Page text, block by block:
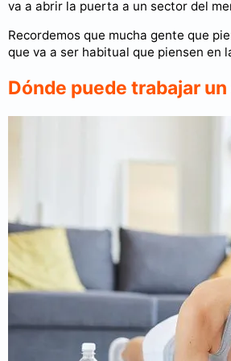
va a abrir la puerta a un sector del
Recordemos que mucha gente que
que va a ser habitual que piensen en
Dónde puede trabajar